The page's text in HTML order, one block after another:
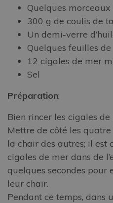
Quelques
300 g de coulis de
Un demi-verre
Quelques feuilles
12 cigales de mer
Sel
Préparation:
Bien rincer les cigales de
Mettre de côté les
la chair des autres; il est
cigales de mer dans de
quelques secondes
leur chair.
Pendant ce temps, dans